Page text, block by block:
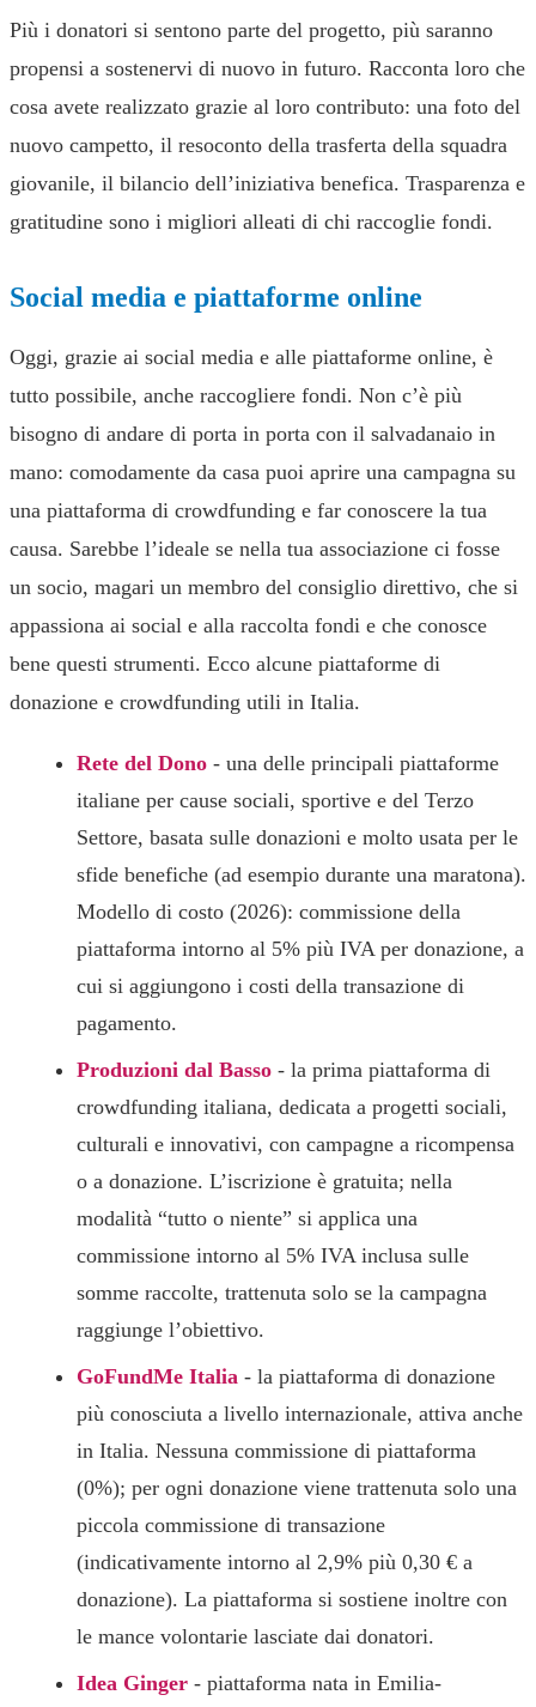
Più i donatori si sentono parte del progetto, più saranno
propensi a sostenervi di nuovo in futuro. Racconta loro che
cosa avete realizzato grazie al loro contributo: una foto del
nuovo campetto, il resoconto della trasferta della squadra
giovanile, il bilancio dell’iniziativa benefica. Trasparenza e
gratitudine sono i migliori alleati di chi raccoglie fondi.
Social media e piattaforme online
Oggi, grazie ai social media e alle piattaforme online, è
tutto possibile, anche raccogliere fondi. Non c’è più
bisogno di andare di porta in porta con il salvadanaio in
mano: comodamente da casa puoi aprire una campagna su
una piattaforma di crowdfunding e far conoscere la tua
causa. Sarebbe l’ideale se nella tua associazione ci fosse
un socio, magari un membro del consiglio direttivo, che si
appassiona ai social e alla raccolta fondi e che conosce
bene questi strumenti. Ecco alcune piattaforme di
donazione e crowdfunding utili in Italia.
Rete del Dono - una delle principali piattaforme
italiane per cause sociali, sportive e del Terzo
Settore, basata sulle donazioni e molto usata per le
sfide benefiche (ad esempio durante una maratona).
Modello di costo (2026): commissione della
piattaforma intorno al 5% più IVA per donazione, a
cui si aggiungono i costi della transazione di
pagamento.
Produzioni dal Basso - la prima piattaforma di
crowdfunding italiana, dedicata a progetti sociali,
culturali e innovativi, con campagne a ricompensa
o a donazione. L’iscrizione è gratuita; nella
modalità “tutto o niente” si applica una
commissione intorno al 5% IVA inclusa sulle
somme raccolte, trattenuta solo se la campagna
raggiunge l’obiettivo.
GoFundMe Italia - la piattaforma di donazione
più conosciuta a livello internazionale, attiva anche
in Italia. Nessuna commissione di piattaforma
(0%); per ogni donazione viene trattenuta solo una
piccola commissione di transazione
(indicativamente intorno al 2,9% più 0,30 € a
donazione). La piattaforma si sostiene inoltre con
le mance volontarie lasciate dai donatori.
Idea Ginger - piattaforma nata in Emilia-